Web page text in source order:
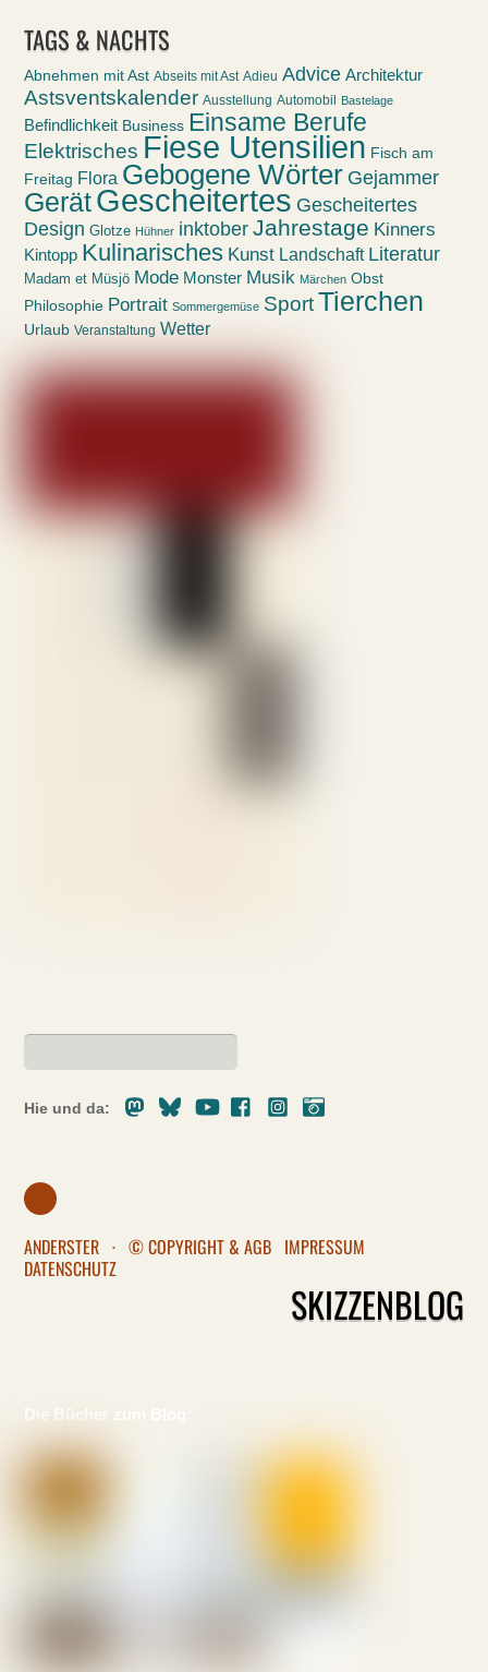
TAGS & NACHTS
Abnehmen mit Ast Abseits mit Ast Adieu Advice Architektur
Astsventskalender Ausstellung Automobil Bastelage
Befindlichkeit Business Einsame Berufe
Elektrisches Fiese Utensilien Fisch am
Freitag Flora Gebogene Wörter Gejammer
GerätGescheitertes Gescheitertes
Design Glotze Hühner inktober Jahrestage Kinners
Kintopp Kulinarisches Kunst Landschaft Literatur
Madam et Müsjö Mode Monster Musik Märchen Obst
Philosophie Portrait Sommergemüse Sport Tierchen
Urlaub Veranstaltung Wetter
Hie und da:
MastodonBlueskyYoutubeFacebookInstagram
ANDERSTER · © COPYRIGHT & AGB IMPRESSUM
DATENSCHUTZ
SKIZZENBLOG
Die Bücher zum Blog: